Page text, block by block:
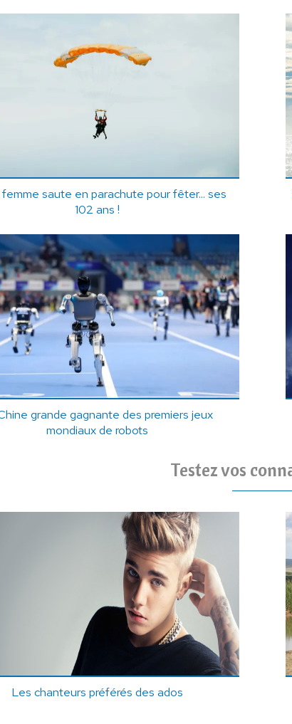
saute en parachute pour fêter... ses
102 ans !
grande gagnante des premiers jeux
mondiaux de robots
Testez vos
Les chanteurs préférés des ados